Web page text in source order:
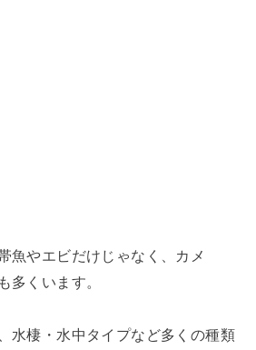
魚やエビだけじゃなく、カメ
多くいます。
水棲・水中タイプなど多くの種類